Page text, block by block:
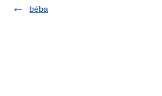
béba